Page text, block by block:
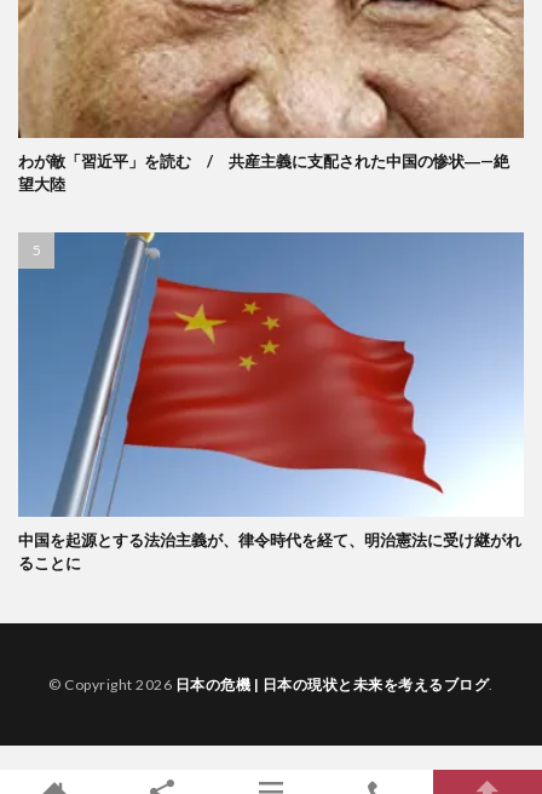
わが敵「習近平」を読む / 共産主義に支配された中国の惨状―—絶
望大陸
中国を起源とする法治主義が、律令時代を経て、明治憲法に受け継がれ
ることに
© Copyright 2026 日本の危機 | 日本の現状と未来を考えるブログ.